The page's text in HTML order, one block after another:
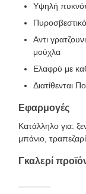
Υψηλή
Αντι
μούχλα
Ελαφρύ με
Διατίθενται
Εφαρμογές
Κατάλληλο για:
μπάνιο,
Γκαλερί